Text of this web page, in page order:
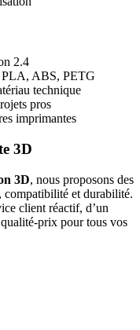
2.4
PLA, ABS, PETG
technique
pros
imprimantes
3D
3D, nous proposons des
compatibilité et durabilité.
client réactif, d’un
pour tous vos